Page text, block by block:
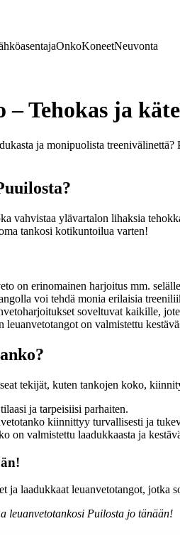
OnkoKoneetNeuvonta
– Tehokas ja
ja monipuolista
vahvistaa ylävartalon lihaksia
tankosi kotikuntoilua varten!
on erinomainen harjoitus mm.
voi tehdä monia erilaisia
soveltuvat kaikille,
leuanvetotangot on valmistettu
tekijät, kuten tankojen koko,
ja tarpeisiisi parhaiten.
kiinnittyy turvallisesti ja
on valmistettu laadukkaasta ja
ja laadukkaat leuanvetotangot,
leuanvetotankosi Puilosta jo tänään!